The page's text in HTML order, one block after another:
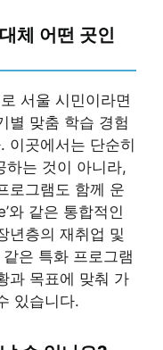
체 어떤 곳인
서울 시민이라면
별 맞춤 학습 경험
이곳에서는 단순히
하는 것이 아니라,
로그램도 함께 운
와 같은 통합적인
년층의 재취업 및
은 특화 프로그램
과 목표에 맞춰 가
있습니다.